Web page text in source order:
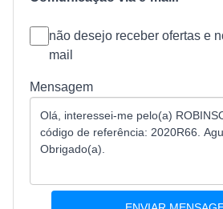
não desejo receber ofertas e
mail
Mensagem